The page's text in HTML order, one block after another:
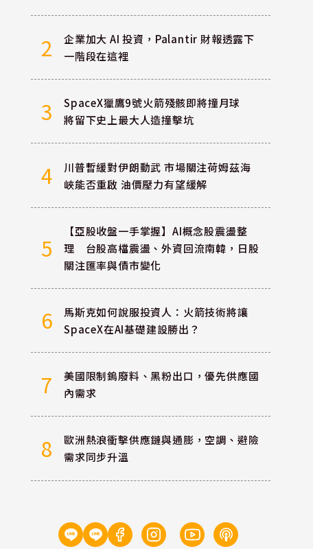
2
企業加大 AI 投資，Palantir 財報透露下
一階段在這裡
3
SpaceX獵鷹9號火箭殘骸即將撞月球
將留下史上最大人造撞擊坑
4
川普暫緩對伊朗動武 市場關注荷姆茲海
峽能否重啟 油價壓力有望緩解
5
【亞股收盤一手掌握】AI概念股震盪整
理 台股高檔震盪、外資回流南韓，日股
關注匯率與債市變化
6
馬斯克如何說服投資人：火箭技術將讓
SpaceX在AI基礎建設勝出？
7
美國限制鎢廢料、黑粉出口，優先供應國
內需求
8
歐洲熱浪衝擊供應鏈與通膨，空調、避險
需求同步升溫